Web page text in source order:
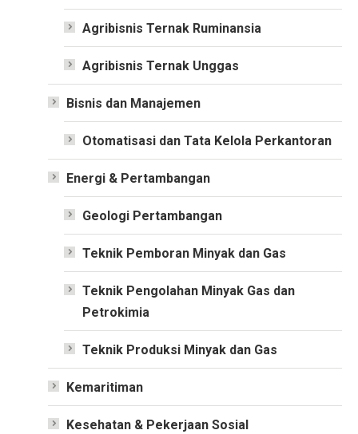
Agribisnis Ternak Ruminansia
Agribisnis Ternak Unggas
Bisnis dan Manajemen
Otomatisasi dan Tata Kelola Perkantoran
Energi & Pertambangan
Geologi Pertambangan
Teknik Pemboran Minyak dan Gas
Teknik Pengolahan Minyak Gas dan
Petrokimia
Teknik Produksi Minyak dan Gas
Kemaritiman
Kesehatan & Pekerjaan Sosial